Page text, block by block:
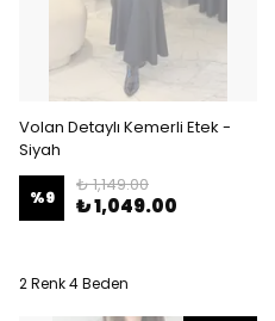
Volan Detaylı Kemerli Etek -
Siyah
%9
₺ 1,149.00
₺ 1,049.00
2 Renk 4 Beden